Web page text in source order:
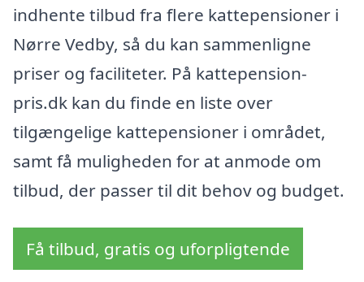
indhente tilbud fra flere kattepensioner i
Nørre Vedby, så du kan sammenligne
priser og faciliteter. På kattepension-
pris.dk kan du finde en liste over
tilgængelige kattepensioner i området,
samt få muligheden for at anmode om
tilbud, der passer til dit behov og budget.
Få tilbud, gratis og uforpligtende